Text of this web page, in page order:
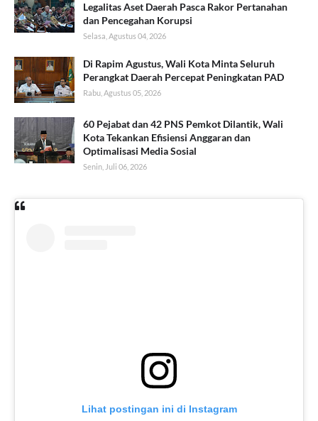
Legalitas Aset Daerah Pasca Rakor Pertanahan
dan Pencegahan Korupsi
Selasa, Agustus 04, 2026
Di Rapim Agustus, Wali Kota Minta Seluruh
Perangkat Daerah Percepat Peningkatan PAD
Rabu, Agustus 05, 2026
60 Pejabat dan 42 PNS Pemkot Dilantik, Wali
Kota Tekankan Efisiensi Anggaran dan
Optimalisasi Media Sosial
Senin, Juli 06, 2026
Lihat postingan ini di Instagram